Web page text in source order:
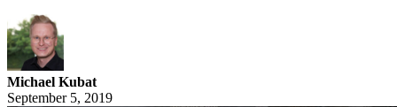
Michael Kubat
September 5, 2019